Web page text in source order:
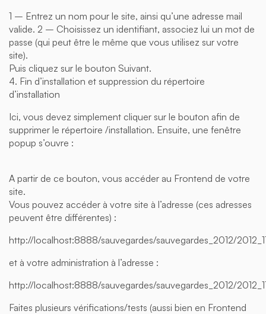
1 – Entrez un nom pour le site, ainsi qu’une adresse mail
valide. 2 – Choisissez un identifiant, associez lui un mot de
passe (qui peut être le même que vous utilisez sur votre
site).
Puis cliquez sur le bouton Suivant.
4. Fin d’installation et suppression du répertoire
d’installation
Ici, vous devez simplement cliquer sur le bouton afin de
supprimer le répertoire /installation. Ensuite, une fenêtre
popup s’ouvre :
A partir de ce bouton, vous accéder au Frontend de votre
site.
Vous pouvez accéder à votre site à l’adresse (ces adresses
peuvent être différentes) :
http://localhost:8888/sauvegardes/sauvegardes_2012/
et à votre administration à l’adresse :
http://localhost:8888/sauvegardes/sauvegardes_2012/
Faites plusieurs vérifications/tests (aussi bien en Frontend